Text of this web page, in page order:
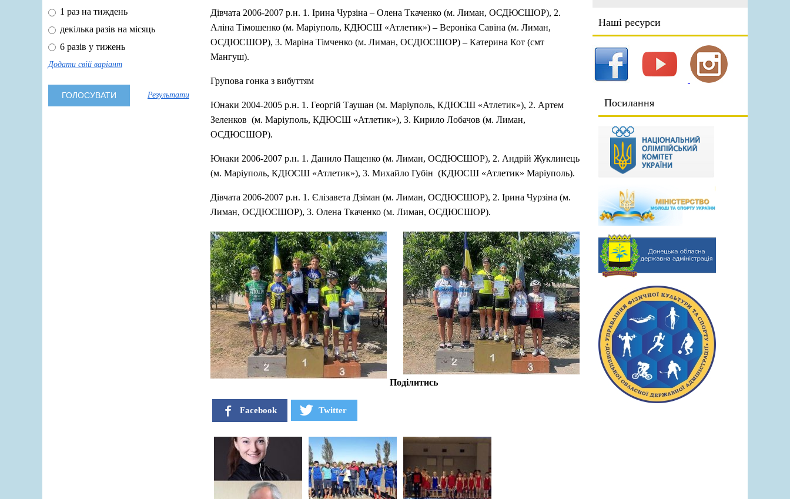
1 раз на тиждень
декілька разів на місяць
6 разів у тижень
Додати свій варіант
Результати
Наші ресурси
Посилання
Дівчата 2006-2007 р.н. 1. Ірина Чурзіна – Олена Ткаченко (м. Лиман, ОСДЮСШОР), 2.
Аліна Тімошенко (м. Маріуполь, КДЮСШ «Атлетик») – Вероніка Савіна (м. Лиман,
ОСДЮСШОР), 3. Маріна Тімченко (м. Лиман, ОСДЮСШОР) – Катерина Кот (смт
Мангуш).
Групова гонка з вибуттям
Юнаки 2004-2005 р.н. 1. Георгій Таушан (м. Маріуполь, КДЮСШ «Атлетик»), 2. Артем
Зеленков (м. Маріуполь, КДЮСШ «Атлетик»), 3. Кирило Лобачов (м. Лиман,
ОСДЮСШОР).
Юнаки 2006-2007 р.н. 1. Данило Пащенко (м. Лиман, ОСДЮСШОР), 2. Андрій Жуклинець
(м. Маріуполь, КДЮСШ «Атлетик»), 3. Михайло Губін (КДЮСШ «Атлетик» Маріуполь).
Дівчата 2006-2007 р.н. 1. Єлізавета Дзіман (м. Лиман, ОСДЮСШОР), 2. Ірина Чурзіна (м.
Лиман, ОСДЮСШОР), 3. Олена Ткаченко (м. Лиман, ОСДЮСШОР).
Поділитись
Facebook Twitter